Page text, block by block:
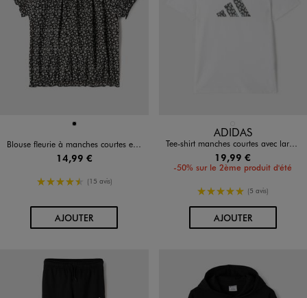
Disponible en 1 coloris
NOIR
Blouse fleurie à manches courtes et col Bardot fille
14,99 €
4.5/5 de moyenne
(15 avis)
AJOUTERAU PANIER
Disponible en 1 coloris
ADIDAS
Tee-shirt manches courtes avec large logo fille - Adidas
19,99 €
-50% sur le 2ème produit d'été
5/5 de moyenne
(5 avis)
AJOUTERAU PANIER